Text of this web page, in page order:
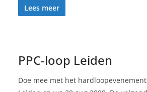
Lees meer
PPC-loop Leiden
Doe mee met het hardloopevenement